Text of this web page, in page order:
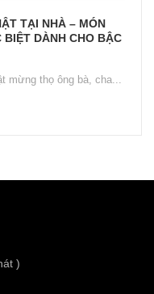
TẠI NHÀ – MÓN
BIỆT DÀNH CHO BẬC
mừng thọ ông bà, cha...
)